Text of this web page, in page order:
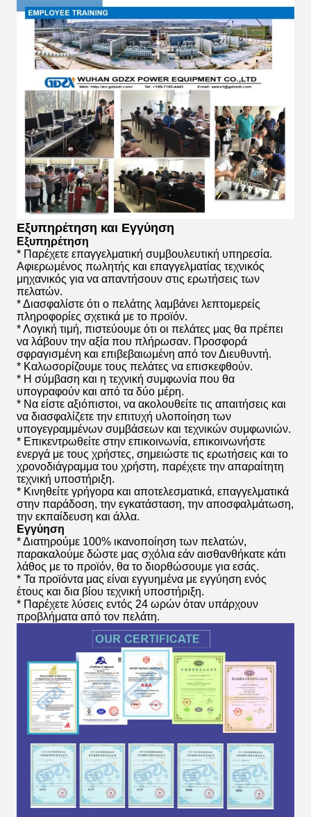
Εξυπηρέτηση και Εγγύηση
Εξυπηρέτηση
* Παρέχετε επαγγελματική συμβουλευτική υπηρεσία.
Αφιερωμένος πωλητής και επαγγελματίας τεχνικός
μηχανικός για να απαντήσουν στις ερωτήσεις των
πελατών.
* Διασφαλίστε ότι ο πελάτης λαμβάνει λεπτομερείς
πληροφορίες σχετικά με το προϊόν.
* Λογική τιμή, πιστεύουμε ότι οι πελάτες μας θα πρέπει
να λάβουν την αξία που πλήρωσαν. Προσφορά
σφραγισμένη και επιβεβαιωμένη από τον Διευθυντή.
* Καλωσορίζουμε τους πελάτες να επισκεφθούν.
* Η σύμβαση και η τεχνική συμφωνία που θα
υπογραφούν και από τα δύο μέρη.
* Να είστε αξιόπιστοι, να ακολουθείτε τις απαιτήσεις και
να διασφαλίζετε την επιτυχή υλοποίηση των
υπογεγραμμένων συμβάσεων και τεχνικών συμφωνιών.
* Επικεντρωθείτε στην επικοινωνία, επικοινωνήστε
ενεργά με τους χρήστες, σημειώστε τις ερωτήσεις και το
χρονοδιάγραμμα του χρήστη, παρέχετε την απαραίτητη
τεχνική υποστήριξη.
* Κινηθείτε γρήγορα και αποτελεσματικά, επαγγελματικά
στην παράδοση, την εγκατάσταση, την αποσφαλμάτωση,
την εκπαίδευση και άλλα.
Εγγύηση
* Διατηρούμε 100% ικανοποίηση των πελατών,
παρακαλούμε δώστε μας σχόλια εάν αισθανθήκατε κάτι
λάθος με το προϊόν, θα το διορθώσουμε για εσάς.
* Τα προϊόντα μας είναι εγγυημένα με εγγύηση ενός
έτους και δια βίου τεχνική υποστήριξη.
* Παρέχετε λύσεις εντός 24 ωρών όταν υπάρχουν
προβλήματα από τον πελάτη.